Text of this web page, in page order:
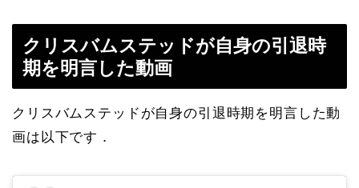
クリスバムステッドが自身の引退時
期を明言した動画
クリスバムステッドが自身の引退時期を明言した動
画は以下です．